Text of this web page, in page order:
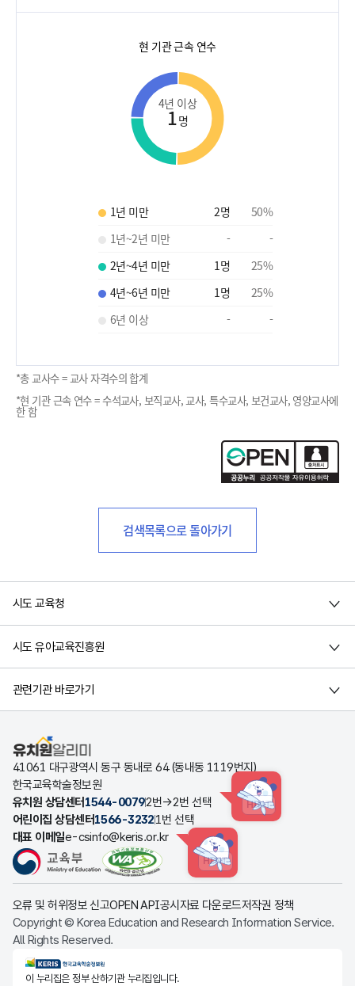
현 기관 근속 연수
4년 이상
1명
1년 미만 2명 50%
1년~2년 미만
-
-
2년~4년 미만
1명 25%
4년~6년 미만
1명 25%
6년 이상
- -
*총 교사수 = 교사 자격수의 합계
*현 기관 근속 연수 = 수석교사, 보직교사, 교사, 특수교사, 보건교사, 영양교사에
한 함
검색목록으로 돌아가기
시도 교육청
시도 유아교육진흥원
관련기관 바로가기
유치원알리미
41061 대구광역시 동구 동내로 64 (동내동 1119번지)
한국교육학술정보원
유치원 상담센터 1544-00792번→2번 선택 HINT
어린이집 상담센터1566-32321번 선택
대표 이메일e-csinfo@keris.or.kr
HINT
오류 및 허위정보 신고OPEN API공시자료 다운로드저작권 정책
Copyright © Korea Education and Research Information Service.
All Rights Reserved.
KERIS한국교육학술정보원
이 누리집은 정부 산하기관 누리집입니다.